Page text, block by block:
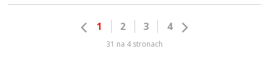
1 2 3 4
31 na 4 stronach